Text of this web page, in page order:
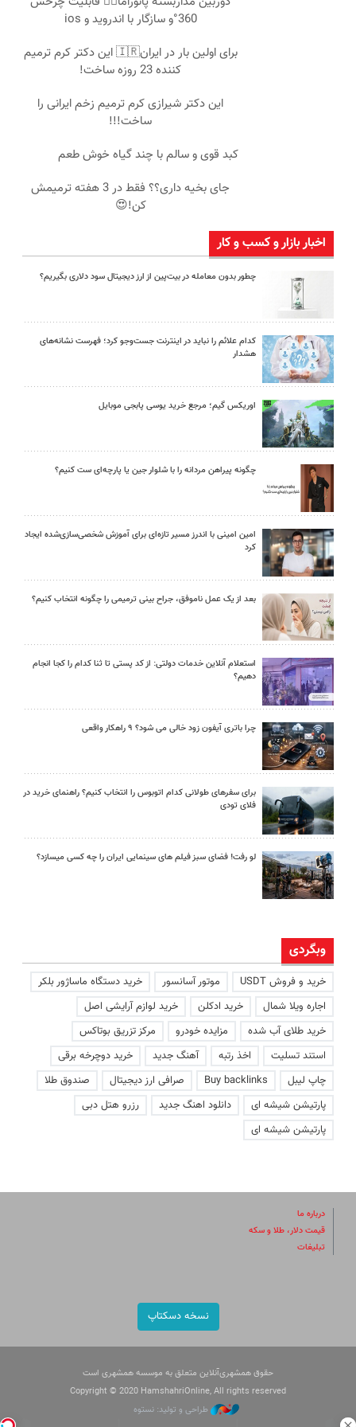
360°و سازگار با اندروید و ios
برای اولین بار در ایران🇮🇷 این دکتر کرم ترمیم
کننده 23 روزه ساخت!
این دکتر شیرازی کرم ترمیم زخم ایرانی را
ساخت!!!
کبد قوی و سالم با چند گیاه خوش طعم
جای بخیه داری؟؟ فقط در 3 هفته ترمیمش
کن!😍
اخبار بازار و کسب و کار
چطور بدون معامله در بیت‌پین از ارز دیجیتال سود دلاری بگیریم؟
کدام علائم را نباید در اینترنت جست‌وجو کرد؛ فهرست نشانه‌های
هشدار
اوریکس گیم؛ مرجع خرید یوسی پابجی موبایل
چگونه پیراهن مردانه را با شلوار جین یا پارچه‌ای ست کنیم؟
امین امینی با اندرز مسیر تازه‌ای برای آموزش شخصی‌سازی‌شده ایجاد
کرد
بعد از یک عمل ناموفق، جراح بینی ترمیمی را چگونه انتخاب کنیم؟
استعلام آنلاین خدمات دولتی: از کد پستی تا ثنا کدام را کجا انجام
دهیم؟
چرا باتری آیفون زود خالی می شود؟ ۹ راهکار واقعی
برای سفرهای طولانی کدام اتوبوس را انتخاب کنیم؟ راهنمای خرید در
فلای تودی
لو رفت! فضای سبز فیلم های سینمایی ایران را چه کسی میسازد؟
وبگردی
خرید و فروش USDT موتور آسانسور
خرید دستگاه ماساژور بلکر
اجاره ویلا شمال
خرید ادکلن
خرید لوازم آرایشی اصل
خرید طلای آب شده
مزایده خودرو
مرکز تزریق بوتاکس
استند تسلیت
اخذ رتبه آهنگ جدید
خرید دوچرخه برقی
چاپ لیبل
Buy backlinks صرافی ارز دیجیتال
صندوق طلا
پارتیشن شیشه ای
دانلود اهنگ جدید
رزرو هتل دبی
پارتیشن شیشه ای
درباره ما
قیمت دلار، طلا و سکه
تبلیغات
نسخه دسکتاپ
حقوق همشهری‌آنلاین متعلق به موسسه همشهری است
Copyright © 2020 HamshahriOnline, All rights reserved
طراحی و تولید: نستوه